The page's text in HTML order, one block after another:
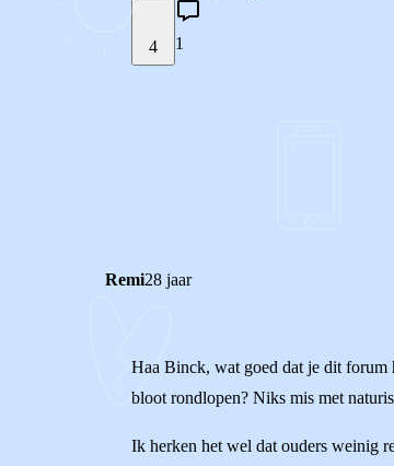
4 1
Remi28 jaar
Haa Binck, wat goed dat je dit forum
bloot rondlopen? Niks mis met
Ik herken het wel dat ouders weinig